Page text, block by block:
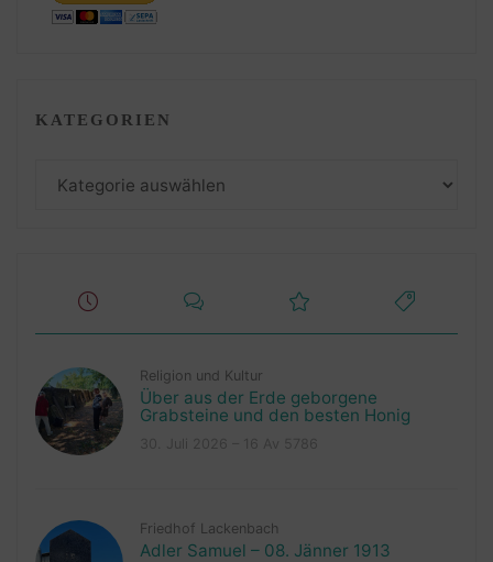
KATEGORIEN
Religion und Kultur
Über aus der Erde geborgene
Grabsteine und den besten Honig
Friedhof Lackenbach
Adler Samuel – 08. Jänner 1913